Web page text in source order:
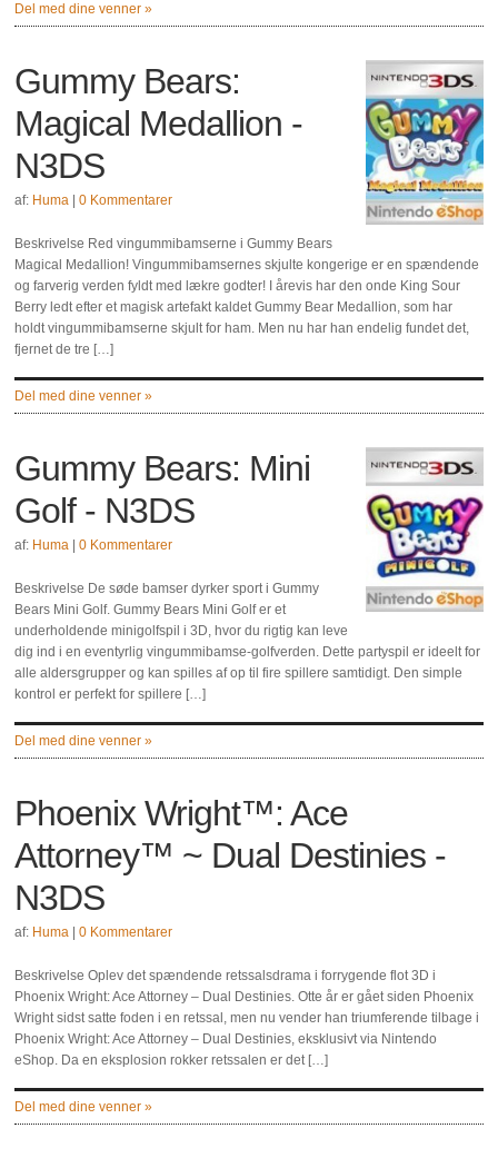
Del med dine venner »
Gummy Bears:
Magical Medallion -
N3DS
af: Huma |0 Kommentarer
Beskrivelse Red vingummibamserne i Gummy Bears
Magical Medallion! Vingummibamsernes skjulte kongerige er en spændende
og farverig verden fyldt med lækre godter! I årevis har den onde King Sour
Berry ledt efter et magisk artefakt kaldet Gummy Bear Medallion, som har
holdt vingummibamserne skjult for ham. Men nu har han endelig fundet det,
fjernet de tre […]
Del med dine venner »
Gummy Bears: Mini
Golf - N3DS
af: Huma |0 Kommentarer
Beskrivelse De søde bamser dyrker sport i Gummy
Bears Mini Golf. Gummy Bears Mini Golf er et
underholdende minigolfspil i 3D, hvor du rigtig kan leve
dig ind i en eventyrlig vingummibamse-golfverden. Dette partyspil er ideelt for
alle aldersgrupper og kan spilles af op til fire spillere samtidigt. Den simple
kontrol er perfekt for spillere […]
Del med dine venner »
Phoenix Wright™: Ace
Attorney™ ~ Dual Destinies -
N3DS
af: Huma |0 Kommentarer
Beskrivelse Oplev det spændende retssalsdrama i forrygende flot 3D i
Phoenix Wright: Ace Attorney – Dual Destinies. Otte år er gået siden Phoenix
Wright sidst satte foden i en retssal, men nu vender han triumferende tilbage i
Phoenix Wright: Ace Attorney – Dual Destinies, eksklusivt via Nintendo
eShop. Da en eksplosion rokker retssalen er det […]
Del med dine venner »